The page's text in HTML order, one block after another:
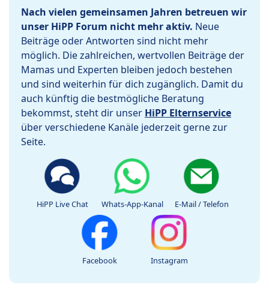
Nach vielen gemeinsamen Jahren betreuen wir
unser HiPP Forum nicht mehr aktiv. Neue
Beiträge oder Antworten sind nicht mehr
möglich. Die zahlreichen, wertvollen Beiträge der
Mamas und Experten bleiben jedoch bestehen
und sind weiterhin für dich zugänglich. Damit du
auch künftig die bestmögliche Beratung
bekommst, steht dir unser HiPP Elternservice
über verschiedene Kanäle jederzeit gerne zur
Seite.
HiPP Live Chat Whats-App-Kanal E-Mail / Telefon
Facebook Instagram